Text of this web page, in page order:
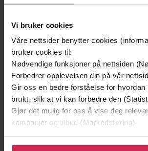
Vi bruker cookies
Våre nettsider benytter cookies
bruker cookies til:
Nødvendige funksjoner på nettsiden
Forbedrer opplevelsen din på vår
Gir oss en bedre forståelse for hvordan
brukt, slik at vi kan forbedre den
Gjør det mulig for oss å vise deg
kampanjer og tilbud (Markedsføring)
Klikk på «Godta alle» for å gi oss ditt